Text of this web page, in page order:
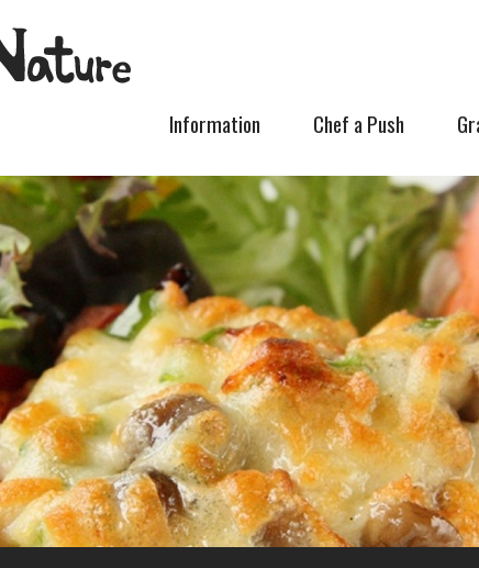
Information Chef a Push